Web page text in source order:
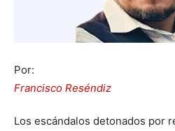
Por:
Francisco Reséndiz
Los escándalos detonados por